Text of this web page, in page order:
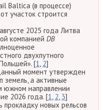
Baltica (в процессе)
участок строится
2025 года Литва
компанией DB
двухпутного
[1 2]
момент утвержден
земель, а активные
южном направлении
2026 года. [1 2 3]
новых рельсов